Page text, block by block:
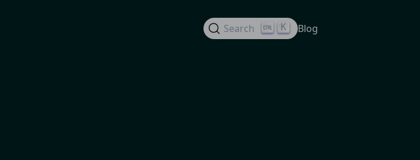
Search K Blog